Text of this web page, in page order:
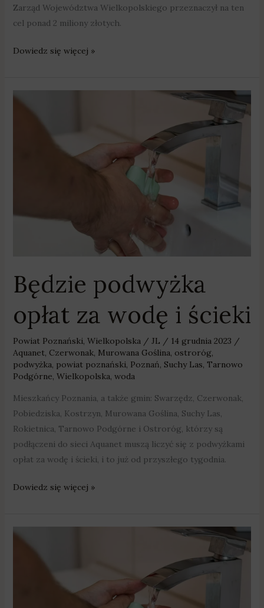
Zarząd Województwa Wielkopolskiego przeznaczył na ten
cel ponad 2 miliony złotych.
Dowiedz się więcej »
Będzie podwyżka
opłat za wodę i ścieki
Powiat Poznański, Wielkopolska/ JL / 14 grudnia 2023 /
Aquanet, Czerwonak, Murowana Goślina, ostroróg,
podwyżka, powiat poznański, Poznań, Suchy Las, Tarnowo
Podgórne, Wielkopolska, woda
Mieszkańcy Poznania, a także gmin: Swarzędz, Czerwonak,
Pobiedziska, Kostrzyn, Murowana Goślina, Suchy Las,
Rokietnica, Tarnowo Podgórne i Ostroróg, którzy są
podłączeni do sieci Aquanet muszą liczyć się z podwyżkami
opłat za wodę i ścieki, i to już od przyszłego tygodnia.
Będzie
podwyżka
Dowiedz się więcej »
Nie
będzie
podwyżki